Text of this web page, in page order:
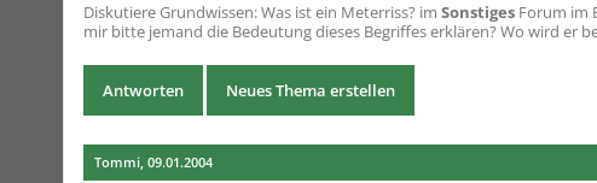
DiskutiereGrundwissen: Was ist ein Meterriss? im Sonstiges Forum im
mir bitte jemand die Bedeutung dieses Begriffes erklären? Wo wird er
Antworten Neues Thema erstellen
Tommi, 09.01.2004